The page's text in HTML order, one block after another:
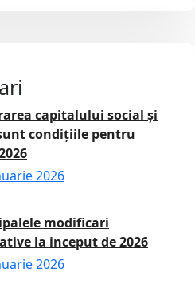
capitalului social și
condițiile pentru
2026
modificari
la inceput de 2026
2026